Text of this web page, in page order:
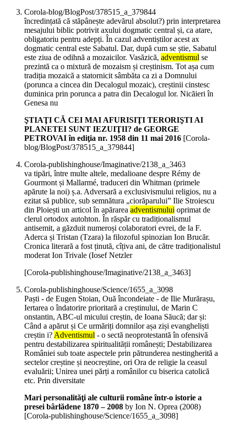
Corola-blog/BlogPost/378515_a_379844
încredințată că stăpânește adevărul absolut?) prin interpretarea
mesajului biblic potrivit axului dogmatic central și, ca atare,
obligatoriu pentru adepți. În cazul adventiștilor acest ax
dogmatic central este Sabatul. Dar, după cum se știe, Sabatul
este ziua de odihnă a mozaicilor. Vasăzică, adventismul se
prezintă ca o mixtură de mozaism și creștinism. Tot așa cum
tradiția mozaică a statornicit sâmbăta ca zi a Domnului
(porunca a cincea din Decalogul mozaic), creștinii cinstesc
duminica prin porunca a patra din Decalogul lor. Nicăieri în
Genesa nu
ŞTIAŢI CĂ CEI MAI AFURISIŢI TERORIŞTI AI
PLANETEI SUNT IEZUIŢII? de GEORGE
PETROVAI în ediţia nr. 1958 din 11 mai 2016 [Corola-
blog/BlogPost/378515_a_379844]
Corola-publishinghouse/Imaginative/2138_a_3463
va tipări, între multe altele, medalioane despre Rémy de
Gourmont și Mallarmé, traduceri din Whitman (primele
apărute la noi) ș.a. Adversară a exclusivismului religios, nu a
ezitat să publice, sub semnătura „ciorăparului” Ilie Stroiescu
din Ploiești un articol în apărarea adventismului oprimat de
clerul ortodox autohton. În răspăr cu tradiționalismul
antisemit, a găzduit numeroși colaboratori evrei, de la F.
Aderca și Tristan (Tzara) la filozoful spinozian Ion Brucăr.
Cronica literară a fost ținută, cîțiva ani, de către tradiționalistul
moderat Ion Trivale (Iosef Netzler
[Corola-publishinghouse/Imaginative/2138_a_3463]
Corola-publishinghouse/Science/1655_a_3098
Paști - de Eugen Stoian, Ouă încondeiate - de Ilie Murărașu,
Iertarea o îndatorire prioritară a creștinului, de Marin C
onstantin, ABC‐ul micului creștin, de Ioana Săucă; dar și:
Când a apărut și Ce urmăriți domnilor așa ziși evangheliști
creștin i?Adventismul - o sectă neoprotestantă în ofensivă
pentru destabilizarea spiritualității românești; Destabilizarea
României sub toate aspectele prin pătrunderea nestingherită a
sectelor creștine și neocreștine, ori Ora de religie la ceasul
evaluării; Unirea unei părți a românilor cu biserica catolică
etc. Prin diversitate
Mari personalităţi ale culturii române într-o istorie a
presei bârlădene 1870 – 2008 by Ion N. Oprea (2008)
[Corola-publishinghouse/Science/1655_a_3098]